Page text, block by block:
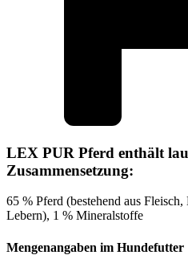
LEX PUR Pferd enthält
Zusammensetzung:
65 % Pferd (bestehend aus
Lebern), 1 % Mineralstoffe
Mengenangaben im Hundefutter